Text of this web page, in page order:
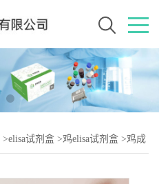
>elisa试剂盒 >鸡elisa试剂盒 >鸡成